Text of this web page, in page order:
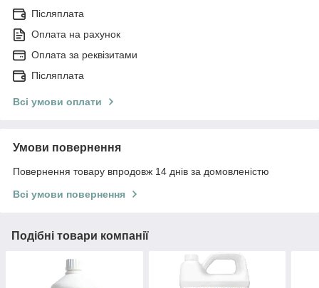
Післяплата
Оплата на рахунок
Оплата за реквізитами
Післяплата
Всі умови оплати
Умови повернення
Повернення товару впродовж 14 днів за домовленістю
Всі умови повернення
Подібні товари компанії